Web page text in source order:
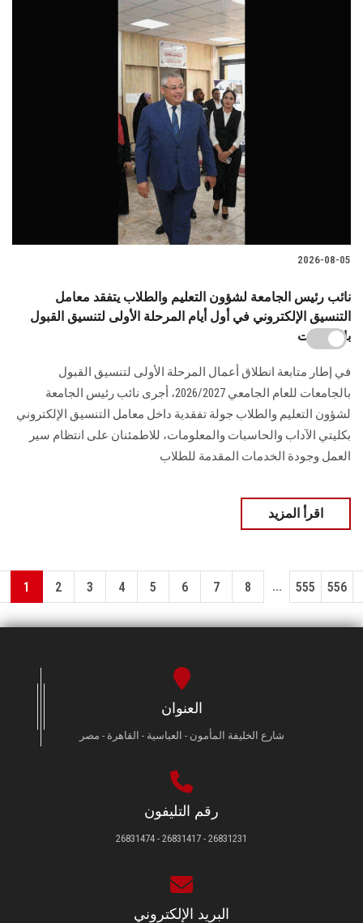
2026-08-05
نائب رئيس الجامعة لشؤون التعليم والطلاب يتفقد معامل
التنسيق الإلكتروني في أول أيام المرحلة الأولى لتنسيق القبول
بالجامعات
في إطار متابعة انطلاق أعمال المرحلة الأولى لتنسيق القبول
بالجامعات للعام الجامعي 2026/2027، أجرى نائب رئيس الجامعة
لشؤون التعليم والطلاب جولة تفقدية داخل معامل التنسيق الإلكتروني
بكليتي الآداب والحاسبات والمعلومات، للاطمئنان على انتظام سير
العمل وجودة الخدمات المقدمة للطلاب
اقرأ المزيد
1 2 3 4 5 6 7 8 ... 555 556
العنوان
شارع الخليفة المأمون - العباسية - القاهرة - مصر
رقم التليفون
26831231 - 26831417 - 26831474
البريد الإلكتروني